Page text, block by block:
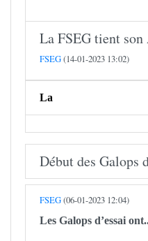
​​​​​​​La FSEG tient son
FSEG(14-01-2023 13:02)
La
Début des Galops
FSEG(06-01-2023 12:04)
Les Galops d’essai